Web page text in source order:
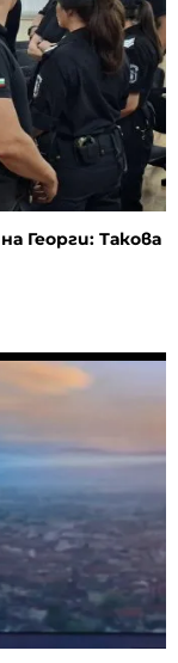
Георги: Такова